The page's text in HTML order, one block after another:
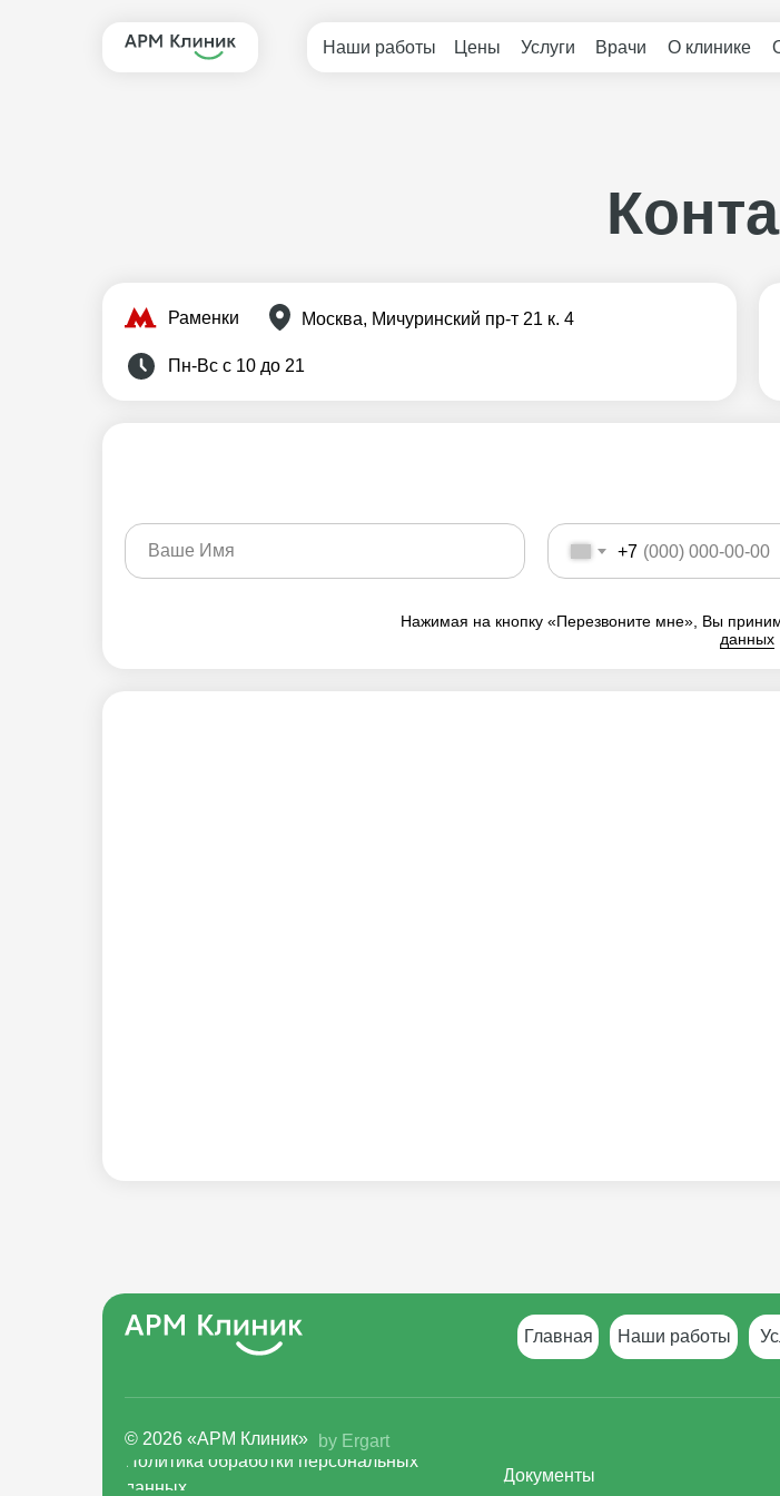
Наши работы О клинике
Врачи
Цены Услуги
+7
Пн-Вс с 10 до 21
Раменки Москва, Мичуринский пр-т 21 к. 4
Нажимая на кнопку «Перезвоните мне», Вы
данных
© 2026 «АРМ Клиник»
Документы
Политика обработки персональных
данных
by Ergart
Наши работы
Главная